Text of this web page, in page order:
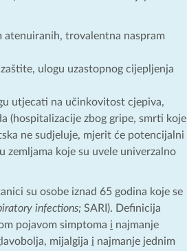
atenuiranih, trovalentna naspram
ulogu uzastopnog cijepljenja
utjecati na učinkovitost cjepiva,
(hospitalizacije zbog gripe, smrti koje
ne sudjeluje, mjerit će potencijalni
koje su uvele univerzalno
su osobe iznad 65 godina koje se
infections; SARI). Definicija
pojavom simptoma i najmanje
mijalgija i najmanje jednim